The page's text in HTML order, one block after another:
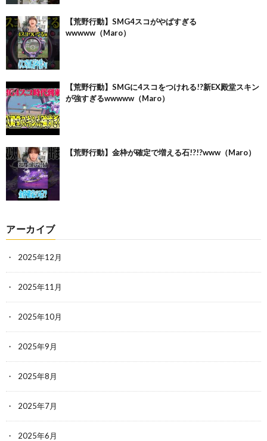
【荒野行動】SMG4スコがやばすぎる
wwwww（Maro）
【荒野行動】SMGに4スコをつけれる!?新EX殿堂スキン
が強すぎるwwwww（Maro）
【荒野行動】金枠が確定で増える石!?!?www（Maro）
アーカイブ
2025年12月
2025年11月
2025年10月
2025年9月
2025年8月
2025年7月
2025年6月